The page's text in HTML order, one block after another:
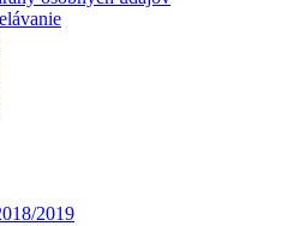
2019